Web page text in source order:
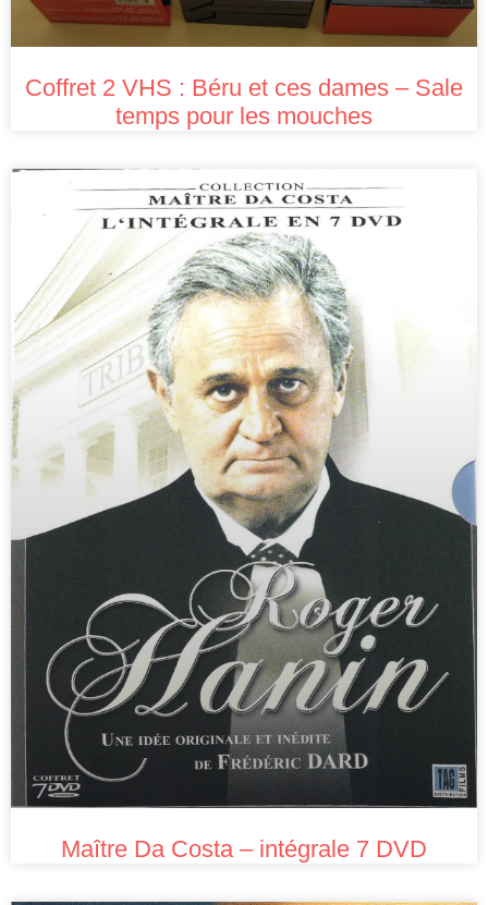
Coffret 2 VHS : Béru et ces dames – Sale
temps pour les mouches
Maître Da Costa – intégrale 7 DVD